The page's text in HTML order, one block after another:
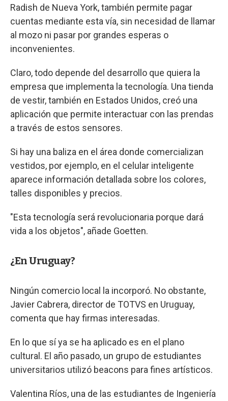
Radish de Nueva York, también permite pagar
cuentas mediante esta vía, sin necesidad de llamar
al mozo ni pasar por grandes esperas o
inconvenientes.
Claro, todo depende del desarrollo que quiera la
empresa que implementa la tecnología. Una tienda
de vestir, también en Estados Unidos, creó una
aplicación que permite interactuar con las prendas
a través de estos sensores.
Si hay una baliza en el área donde comercializan
vestidos, por ejemplo, en el celular inteligente
aparece información detallada sobre los colores,
talles disponibles y precios.
"Esta tecnología será revolucionaria porque dará
vida a los objetos", añade Goetten.
¿En Uruguay?
Ningún comercio local la incorporó. No obstante,
Javier Cabrera, director de TOTVS en Uruguay,
comenta que hay firmas interesadas.
En lo que sí ya se ha aplicado es en el plano
cultural. El año pasado, un grupo de estudiantes
universitarios utilizó beacons para fines artísticos.
Valentina Ríos, una de las estudiantes de Ingeniería